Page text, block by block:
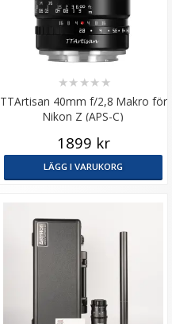
TTArtisan 40mm f/2,8 Makro för
Nikon Z (APS-C)
★★ ★★ ★
1899 kr
LÄGG I VARUKORG